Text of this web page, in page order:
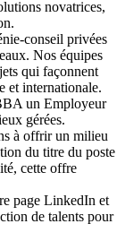
novatrices,
conseil privées
Nos équipes
qui façonnent
et internationale.
un Employeur
gérées.
à offrirun milieu
du titre du poste
cette offre
page LinkedIn et
de talents pour